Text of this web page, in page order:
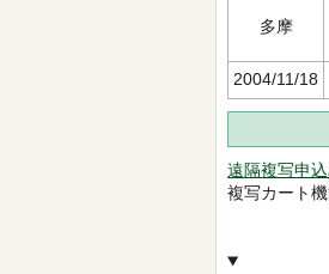
多摩
2004/11/18
遠隔複写申
複写カート